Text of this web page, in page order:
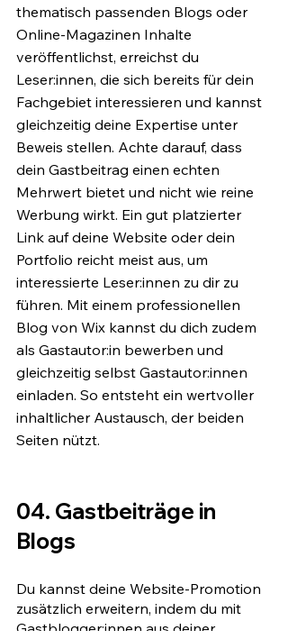
thematisch passenden Blogs oder
Online-Magazinen Inhalte
veröffentlichst, erreichst du
Leser:innen, die sich bereits für dein
Fachgebiet interessieren und kannst
gleichzeitig deine Expertise unter
Beweis stellen. Achte darauf, dass
dein Gastbeitrag einen echten
Mehrwert bietet und nicht wie reine
Werbung wirkt. Ein gut platzierter
Link auf deine Website oder dein
Portfolio reicht meist aus, um
interessierte Leser:innen zu dir zu
führen. Mit einem professionellen
Blog von Wix kannst du dich zudem
als Gastautor:in bewerben und
gleichzeitig selbst Gastautor:innen
einladen. So entsteht ein wertvoller
inhaltlicher Austausch, der beiden
Seiten nützt.
04. Gastbeiträge in
Blogs
Du kannst deine Website-Promotion
zusätzlich erweitern, indem du mit
Gastblogger:innen aus deiner